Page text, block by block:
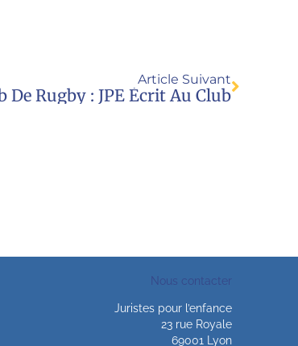
Article Suivant
Rugby : JPE Écrit Au Club
Nous contacter
Juristes pour l’enfance
23 rue Royale
69001 Lyon